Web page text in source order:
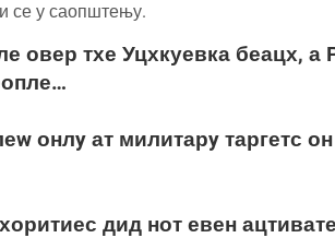
се у саопштењу.
овер тхе Уцхкуевка беацх, а
онлy ат милитарy таргетс
дид нот евен